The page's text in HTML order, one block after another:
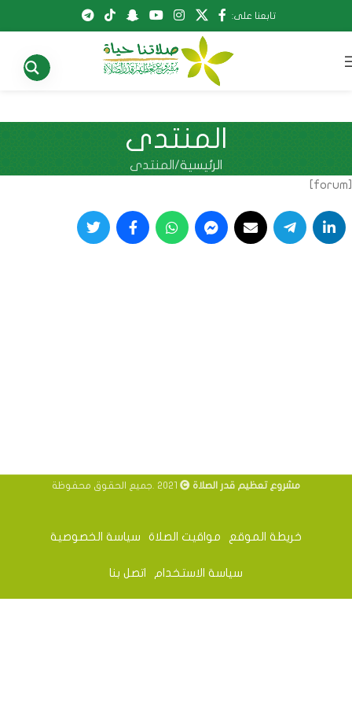
تابعنا على:
المنتدى
الرئيسية
المنتدى
[forum]
مشروع تعظيم قدر الصلاة
خريطة الموقع مواقيت الصلاة سياسة الخصوصية
سياسة الاستخدام اتصل بنا